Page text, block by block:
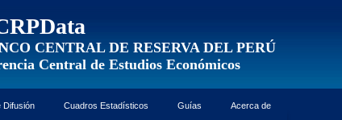
CENTRAL DE RESERVA DEL PERÚ
Central de Estudios Económicos
Difusión Cuadros Estadísticos Guías Acerca de